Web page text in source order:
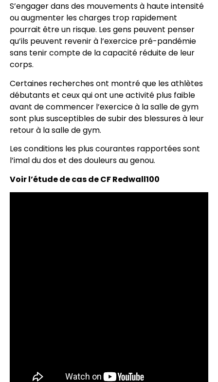
S’engager dans des mouvements à haute intensité
ou augmenter les charges trop rapidement
pourrait être un risque. Les gens peuvent penser
qu’ils peuvent revenir à l’exercice pré-pandémie
sans tenir compte de la capacité réduite de leur
corps.
Certaines recherches ont montré que les athlètes
débutants et ceux qui ont une activité plus faible
avant de commencer l’exercice à la salle de gym
sont plus susceptibles de subir des blessures à leur
retour à la salle de gym.
Les conditions les plus courantes rapportées sont
l’imal du dos et des douleurs au genou.
Voir l’étude de cas de CF Redwall100